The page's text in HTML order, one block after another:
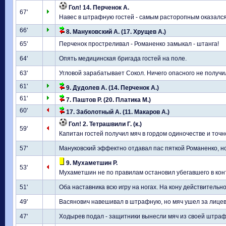
67'
Гол! 14. Перченок А.
Навес в штрафную гостей - самым расторопным
66'
8. Мануковский А. (17. Хрущев А.)
65'
Перченок простреливал - Романенко замыкал - штанга!
64' Опять медицинская бригада гостей на поле.
63'
Угловой зарабатывает Сокол. Ничего опасного не
61'
9. Дудолев А. (14. Перченок А.)
61'
7. Паштов Р. (20. Платика М.)
60'
17. Заболотный А. (11. Макаров А.)
59'
Гол! 2. Тетрашвили Г. (к.)
Капитан гостей получил мяч в гордом одиночестве и
57' Мануковский эффектно отдавал пас пяткой Романенко,
53'
9. Мухаметшин Р.
Мухаметшин не по правилам остановил убегавшего в
51' Оба наставника всю игру на ногах. На кону
49' Васянович навешивал в штрафную, но мяч ушел за
47' Ходырев подал - защитники вынесли мяч из своей